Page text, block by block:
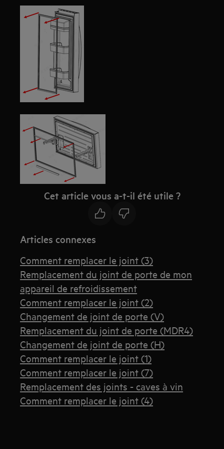
Cet article vous a-t-il été utile ?
Articles connexes
Comment remplacer le joint (3)
Remplacement du joint de porte de mon
appareil de refroidissement
Comment remplacer le joint (2)
Changement de joint de porte (V)
Remplacement du joint de porte (MDR4)
Changement de joint de porte (H)
Comment remplacer le joint (1)
Comment remplacer le joint (7)
Remplacement des joints - caves à vin
Comment remplacer le joint (4)